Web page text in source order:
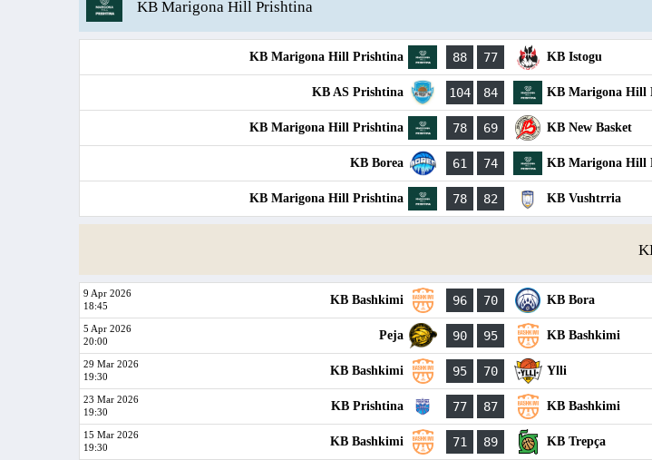
KB Marigona Hill Prishtina
KB Marigona Hill Prishtina 88 77 KB Istogu
KB AS Prishtina 104 84 KB Marigona Hill
KB Marigona Hill Prishtina 78 69 KB New Basket
KB Borea 61 74 KB Marigona Hill
KB Marigona Hill Prishtina 78 82 KB Vushtrria
9 Apr 2026
18:45
KB Bashkimi 96 70 KB Bora
5 Apr 2026
20:00
Peja 90 95 KB Bashkimi
29 Mar 2026
19:30
KB Bashkimi 95 70 Ylli
23 Mar 2026
19:30
KB Prishtina 77 87 KB Bashkimi
15 Mar 2026
19:30
KB Bashkimi 71 89 KB Trepça